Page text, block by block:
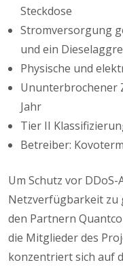
Steckdose
Stromversorgung
und ein
Physische und
Ununterbrochener
Jahr
Tier II
Betreiber:
Um Schutz vor
Netzverfügbarkeit zu
den Partnern
die Mitglieder des
konzentriert sich auf